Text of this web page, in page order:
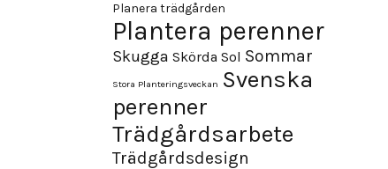
Planera trädgården
Plantera perenner
Skugga Skörda Sol Sommar
Stora Planteringsveckan Svenska
perenner
Trädgårdsarbete
Trädgårdsdesign